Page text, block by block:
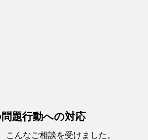
題行動への対応
こんなご相談を受けました。